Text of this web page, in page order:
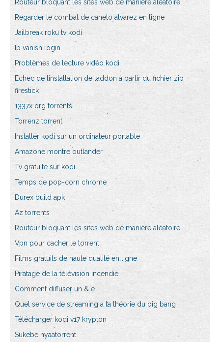
Routeur bloquant les sites web de manière aléatoire
Regarder le combat de canelo alvarez en ligne
Jailbreak roku tv kodi
Ip vanish login
Problèmes de lecture vidéo kodi
Échec de linstallation de laddon à partir du fichier zip
firestick
1337x org torrents
Torrenz torrent
Installer kodi sur un ordinateur portable
Amazone montre outlander
Tv gratuite sur kodi
Temps de pop-corn chrome
Durex build apk
Az torrents
Routeur bloquant les sites web de manière aléatoire
Vpn pour cacher le torrent
Films gratuits de haute qualité en ligne
Piratage de la télévision incendie
Comment diffuser un & e
Quel service de streaming a la théorie du big bang
Télécharger kodi v17 krypton
Sukebe nyaatorrent